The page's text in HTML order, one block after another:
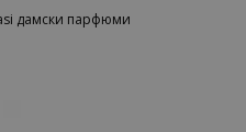
дамски парфюми